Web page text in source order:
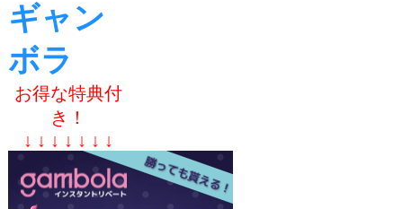
ギャン
ボラ
お得な特典付
き！
↓ ↓ ↓ ↓ ↓ ↓ ↓